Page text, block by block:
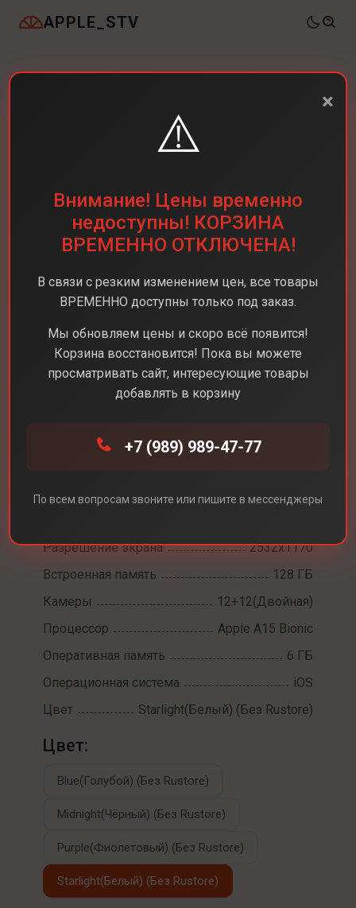
APPLE_STV
Смартфоны iPhone 14
Разрешение экрана
2532x1170
Встроенная память
128 ГБ
Камеры
12+12(Двойная)
Процессор
Apple A15 Bionic
Оперативная память
6 ГБ
Операционная система
iOS
Цвет
Starlight(Белый) (Без Rustore)
Цвет:
Blue(Голубой) (Без Rustore)
Midnight(Чёрный) (Без Rustore)
Purple(Фиолетовый) (Без Rustore)
Starlight(Белый) (Без Rustore)
×
⚠️
Внимание! Цены временно
недоступны! КОРЗИНА
ВРЕМЕННО ОТКЛЮЧЕНА!
В связи с резким изменением цен, все товары
ВРЕМЕННО доступны только под заказ.
Мы обновляем цены и скоро всё появится!
Корзина восстановится! Пока вы можете
просматривать сайт, интересующие товары
добавлять в корзину
+7 (989) 989-47-77
По всем вопросам звоните или пишите в мессенджеры